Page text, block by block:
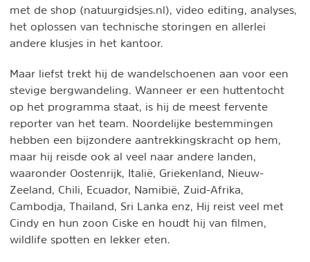
met de shop (natuurgidsjes.nl), video editing, analyses,
het oplossen van technische storingen en allerlei
andere klusjes in het kantoor.
Maar liefst trekt hij de wandelschoenen aan voor een
stevige bergwandeling. Wanneer er een huttentocht
op het programma staat, is hij de meest fervente
reporter van het team. Noordelijke bestemmingen
hebben een bijzondere aantrekkingskracht op hem,
maar hij reisde ook al veel naar andere landen,
waaronder Oostenrijk, Italië, Griekenland, Nieuw-
Zeeland, Chili, Ecuador, Namibië, Zuid-Afrika,
Cambodja, Thailand, Sri Lanka enz, Hij reist veel met
Cindy en hun zoon Ciske en houdt hij van filmen,
wildlife spotten en lekker eten.